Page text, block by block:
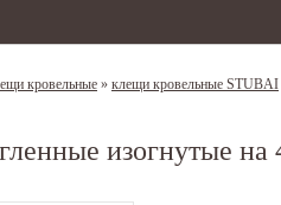
кровельные » клещи кровельные STUBAI
изогнутые